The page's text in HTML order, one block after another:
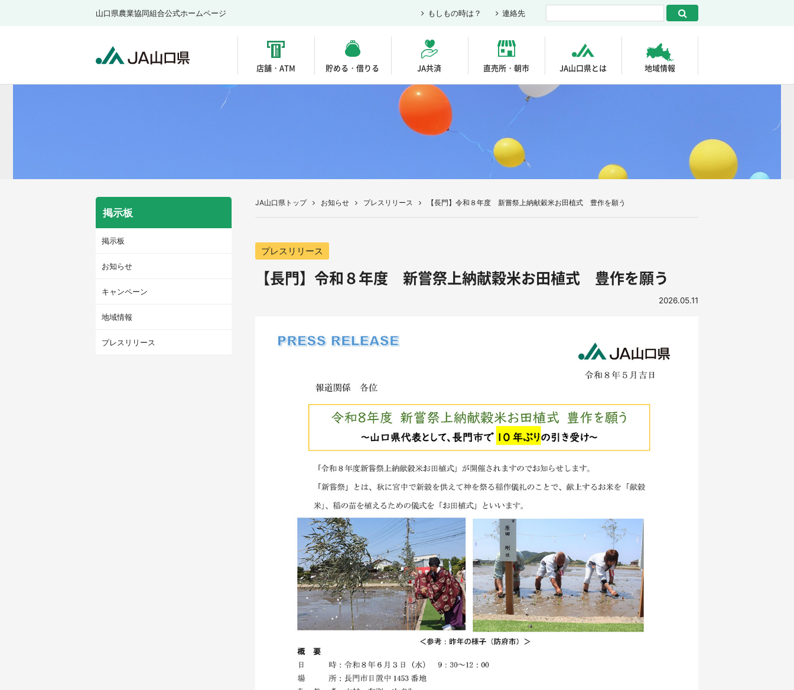
店舗・ATM 貯める・借りる JA共済 直売所・朝市 JA山口県とは 地域情報
山口県農業協同組合公式ホームページ もしもの時は？ 連絡先
JA山口県トップ お知らせ プレスリリース 【長門】令和８年度 新嘗祭上納献穀米お田植式 豊作を願う
プレスリリース
【長門】令和８年度 新嘗祭上納献穀米お田植式 豊作を願う
2026.05.11
掲示板
掲示板
お知らせ
キャンペーン
地域情報
プレスリリース